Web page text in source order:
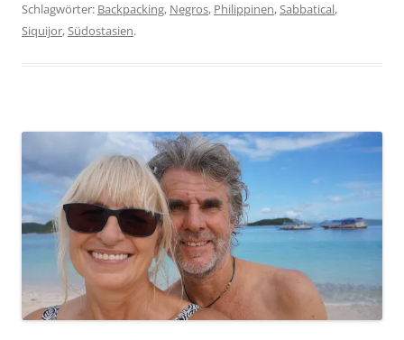
Schlagwörter: Backpacking, Negros, Philippinen,Sabbatical,
Siquijor,Südostasien.